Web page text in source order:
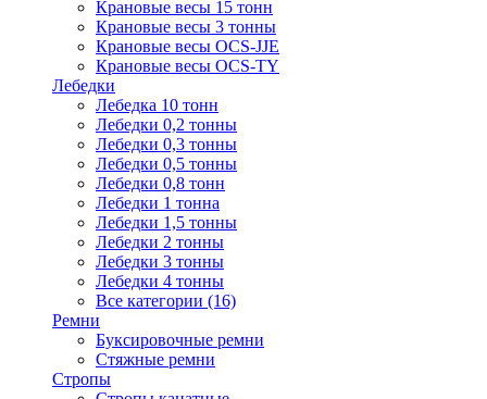
Крановые весы 15 тонн
Крановые весы 3 тонны
Крановые весы OCS-JJE
Крановые весы OCS-TY
Лебедки
Лебедка 10 тонн
Лебедки 0,2 тонны
Лебедки 0,3 тонны
Лебедки 0,5 тонны
Лебедки 0,8 тонн
Лебедки 1 тонна
Лебедки 1,5 тонны
Лебедки 2 тонны
Лебедки 3 тонны
Лебедки 4 тонны
Все категории (16)
Ремни
Буксировочные ремни
Стяжные ремни
Стропы